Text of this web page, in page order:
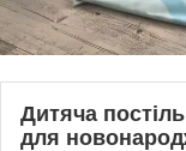
Дитяча
для